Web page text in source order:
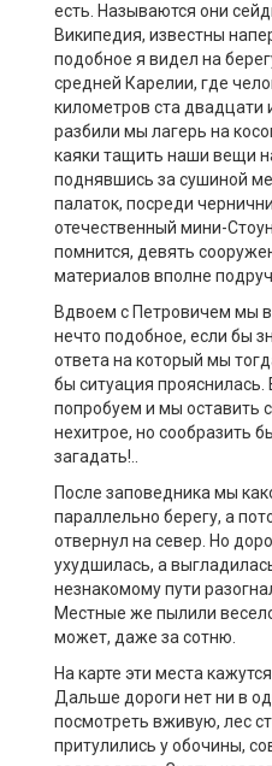
есть. Называются они
Википедия, известны
подобное я видел на
средней Карелии, где
километров ста двадцати
разбили мы лагерь на
каяки тащить наши вещи
поднявшись за сушиной
палаток, посреди
отечественный мини-
помнится, девять
материалов вполне
Вдвоем с Петровичем мы
нечто подобное, если бы
ответа на который мы
бы ситуация
попробуем и мы оставить
нехитрое, но сообразить
загадать!..
После заповедника мы
параллельно берегу, а
отвернул на север. Но
ухудшилась, а
незнакомому пути
Местные же пылили
может, даже за сотню.
На карте эти места
Дальше дороги нет ни в
посмотреть вживую, лес
притулились у обочины,